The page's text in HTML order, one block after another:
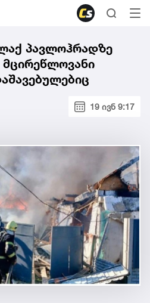
პავლოჰრადზე
მცირეწლოვანი
19 ივნ 9:17